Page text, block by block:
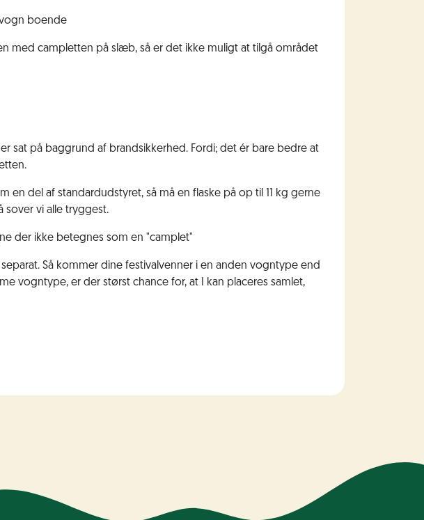
boende
med campletten på slæb, så er det ikke muligt at tilgå området
sat på baggrund af brandsikkerhed. Fordi; det ér bare bedre at
del af standardudstyret, så må en flaske på op til 11 kg gerne
sover vi alle tryggest.
der ikke betegnes som en "camplet"
Så kommer dine festivalvenner i en anden vogntype end
vogntype, er der størst chance for, at I kan placeres samlet,